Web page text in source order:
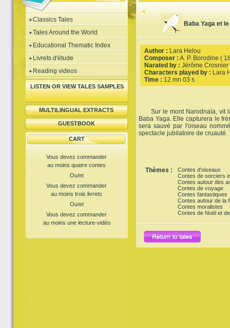
Classics Tales
Tales Around the World
Educational Thematic Index
Livrets d'étude
Reading videos
LISTEN OR VIEW TALES SAMPLES
MULTILINGUAL EXTRACTS
GUESTBOOK
CART
Vous devez commander
au moins quatre contes
Ou/et
Vous devez commander
au moins trois livrets
Ou/et
Vous devez commander
au moins une lecture-vidéo
Baba Yaga et
Author : Lara Helou
Composer : A. P. Borodine (
Narated by : Jérôme Crosnier
Characters played by : Lara
Time : 12 mn 03 s
Sur le mont Narodnaïa, vit
Baba Yaga. Elle capturera le
sera sauvé par l'oiseau
spectacle jubilatoire de cruauté.
Thèmes :
Contes d'oiseaux
Contes de sorciers
Contes autour des
Contes de voyage
Contes fantastiques
Contes autour de la
Contes moralistes
Contes de Noël et